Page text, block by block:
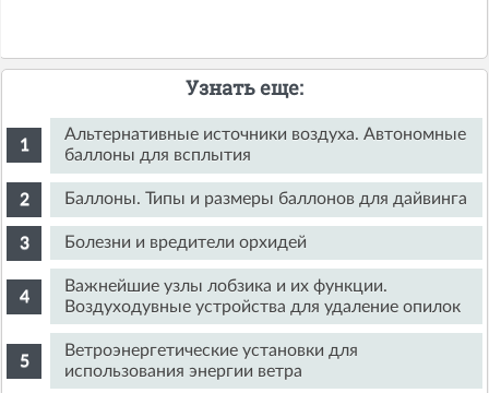
Узнать еще:
Альтернативные источники воздуха. Автономные
баллоны для всплытия
Баллоны. Типы и размеры баллонов для дайвинга
Болезни и вредители орхидей
Важнейшие узлы лобзика и их функции.
Воздуходувные устройства для удаление опилок
Ветроэнергетические установки для
использования энергии ветра